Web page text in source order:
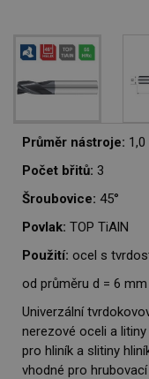
Průměr nástroje:
Počet břitů: 3
Šroubovice: 45°
Povlak: TOP TiAlN
Použití: ocel s
od průměru d = 6
Univerzální
nerezové oceli a
pro hliník a slitiny
vhodné pro